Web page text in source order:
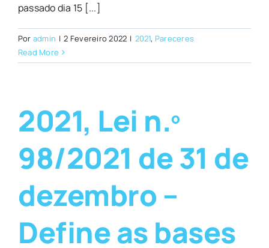
passado dia 15 [...]
Por admin | 2 Fevereiro 2022 | 2021, Pareceres
Read More
2021, Lei n.º
98/2021 de 31 de
dezembro –
Define as bases